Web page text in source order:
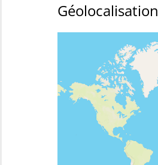
Géolocalisation